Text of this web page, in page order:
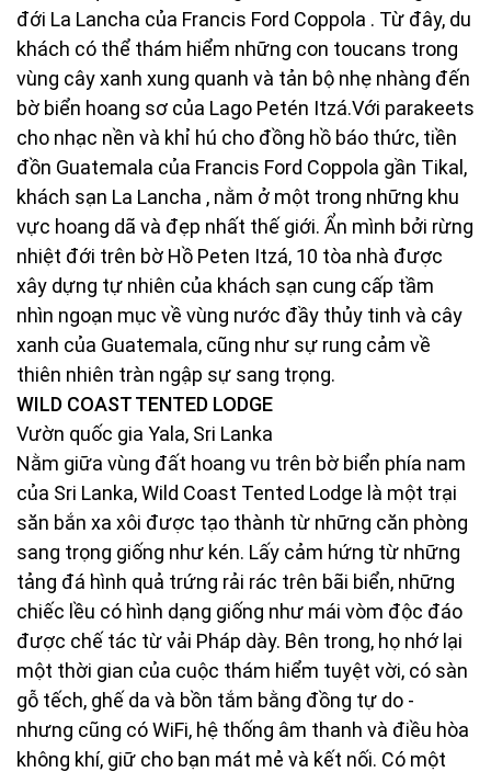
đới La Lancha của Francis Ford Coppola . Từ đây, du
khách có thể thám hiểm những con toucans trong
vùng cây xanh xung quanh và tản bộ nhẹ nhàng đến
bờ biển hoang sơ của Lago Petén Itzá.Với parakeets
cho nhạc nền và khỉ hú cho đồng hồ báo thức, tiền
đồn Guatemala của Francis Ford Coppola gần Tikal,
khách sạn La Lancha , nằm ở một trong những khu
vực hoang dã và đẹp nhất thế giới. Ẩn mình bởi rừng
nhiệt đới trên bờ Hồ Peten Itzá, 10 tòa nhà được
xây dựng tự nhiên của khách sạn cung cấp tầm
nhìn ngoạn mục về vùng nước đầy thủy tinh và cây
xanh của Guatemala, cũng như sự rung cảm về
thiên nhiên tràn ngập sự sang trọng.
WILD COAST TENTED LODGE
Vườn quốc gia Yala, Sri Lanka
Nằm giữa vùng đất hoang vu trên bờ biển phía nam
của Sri Lanka, Wild Coast Tented Lodge là một trại
săn bắn xa xôi được tạo thành từ những căn phòng
sang trọng giống như kén. Lấy cảm hứng từ những
tảng đá hình quả trứng rải rác trên bãi biển, những
chiếc lều có hình dạng giống như mái vòm độc đáo
được chế tác từ vải Pháp dày. Bên trong, họ nhớ lại
một thời gian của cuộc thám hiểm tuyệt vời, có sàn
gỗ tếch, ghế da và bồn tắm bằng đồng tự do -
nhưng cũng có WiFi, hệ thống âm thanh và điều hòa
không khí, giữ cho bạn mát mẻ và kết nối. Có một